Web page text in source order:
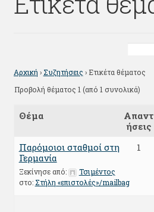
thepressproject.gr ⇗
Αρχική › Συζητήσεις › Ετικέτα θέματος
Προβολή θέματος 1 (από 1 συνολικά)
Θέμα
Απαντ
ήσεις
Παρόμοιοι σταθμοί στη
Γερμανία
Ξεκίνησε από:
Τσιμέντος
στο: Στήλη «επιστολές»/mailbag
1